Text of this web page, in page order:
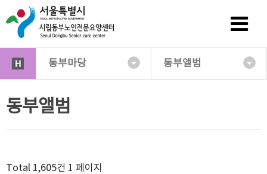
동부마당 동부앨범
동부앨범
Total 1,605건 1 페이지